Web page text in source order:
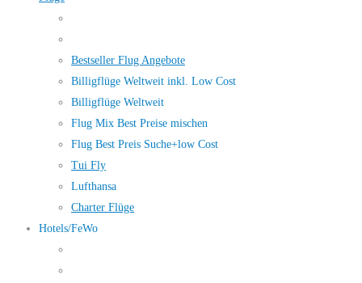
Bestseller Flug Angebote
Billigflüge Weltweit inkl. Low Cost
Billigflüge Weltweit
Flug Mix Best Preise mischen
Flug Best Preis Suche+low Cost
Tui Fly
Lufthansa
Charter Flüge
Hotels/FeWo